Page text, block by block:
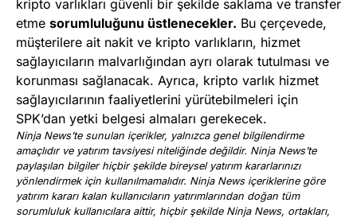
kripto varlıkları güvenli bir şekilde saklama ve transfer
etme sorumluluğunu üstlenecekler. Bu çerçevede,
müşterilere ait nakit ve kripto varlıkların, hizmet
sağlayıcıların malvarlığından ayrı olarak tutulması ve
korunması sağlanacak. Ayrıca, kripto varlık hizmet
sağlayıcılarının faaliyetlerini yürütebilmeleri için
SPK’dan yetki belgesi almaları gerekecek.
Ninja News’te sunulan içerikler, yalnızca genel bilgilendirme
amaçlıdır ve yatırım tavsiyesi niteliğinde değildir. Ninja News’te
paylaşılan bilgiler hiçbir şekilde bireysel yatırım kararlarınızı
yönlendirmek için kullanılmamalıdır. Ninja News içeriklerine göre
yatırım kararı kalan kullanıcıların yatırımlarından doğan tüm
sorumluluk kullanıcılara aittir, hiçbir şekilde Ninja News, ortakları,